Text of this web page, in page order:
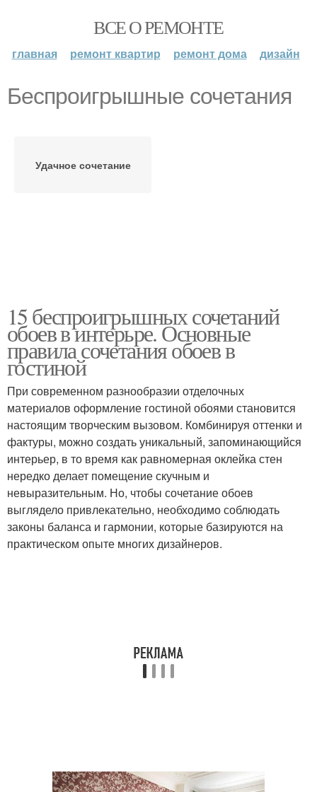
ВСЕ О РЕМОНТЕ
главная ремонт квартир ремонт дома дизайн
Беспроигрышные сочетания
Удачное сочетание
15 беспроигрышных сочетаний
обоев в интерьре. Основные
правила сочетания обоев в
гостиной
При современном разнообразии отделочных
материалов оформление гостиной обоями становится
настоящим творческим вызовом. Комбинируя оттенки и
фактуры, можно создать уникальный, запоминающийся
интерьер, в то время как равномерная оклейка стен
нередко делает помещение скучным и
невыразительным. Но, чтобы сочетание обоев
выглядело привлекательно, необходимо соблюдать
законы баланса и гармонии, которые базируются на
практическом опыте многих дизайнеров.